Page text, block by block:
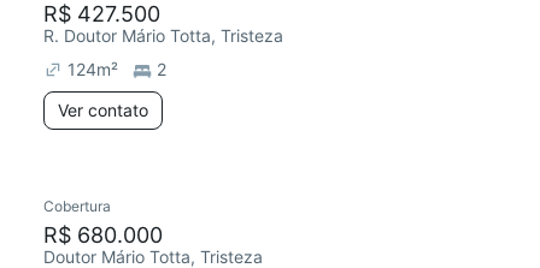
R$ 427.500
R. Doutor Mário Totta, Tristeza
124m²
2
Ver contato
Redecorar
Cobertura
R$ 680.000
Doutor Mário Totta, Tristeza